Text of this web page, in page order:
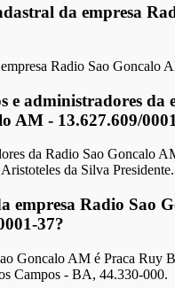
da empresa
Radio Sao Goncalo
e administradores da
AM - 13.627.609/
da Radio Sao Goncalo
da Silva Presidente.
empresa Radio Sao
37?
Goncalo AM é Praca Ruy
Campos - BA, 44.330-000.